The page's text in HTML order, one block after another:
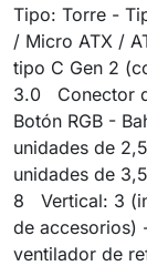
Tipo: Torre -
/ Micro ATX /
tipo C Gen 2
3.0 Conector
Botón RGB -
unidades de
unidades de
8 Vertical: 3
de accesorios)
ventilador de